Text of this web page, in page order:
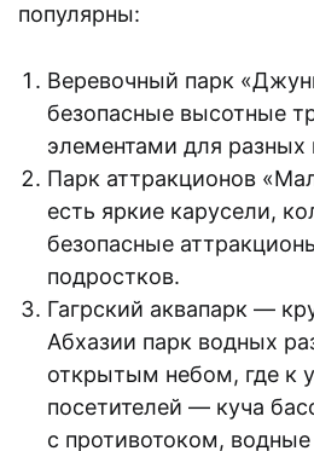
популярны:
Веревочный парк
безопасные высотные
элементами для разных
Парк аттракционов
есть яркие карусели,
безопасные
подростков.
Гагрский аквапарк —
Абхазии парк водных
открытым небом, где к
посетителей — куча
с противотоком,